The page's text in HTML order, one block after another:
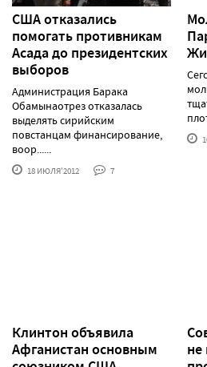
США отказались
помогать противникам
Асада до президентских
выборов
Администрация Барака
Обамынаотрез отказалась
выделять сирийским
повстанцам финансирование,
воор......
18 ИЮЛЯ'2012 7
Клинтон объявила
Афганистан основным
не